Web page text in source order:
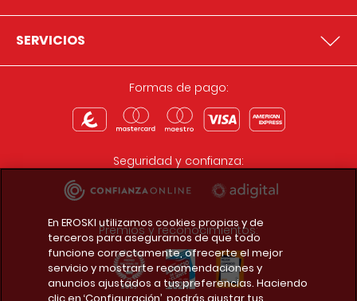
SERVICIOS
Formas de pago:
Seguridad y confianza:
Premios y reconocimientos:
En EROSKI utilizamos cookies propias y de
terceros para asegurarnos de que todo
funcione correctamente, ofrecerte el mejor
servicio y mostrarte recomendaciones y
anuncios ajustados a tus preferencias. Haciendo
clic en ‘Configuración’, podrás ajustar tus